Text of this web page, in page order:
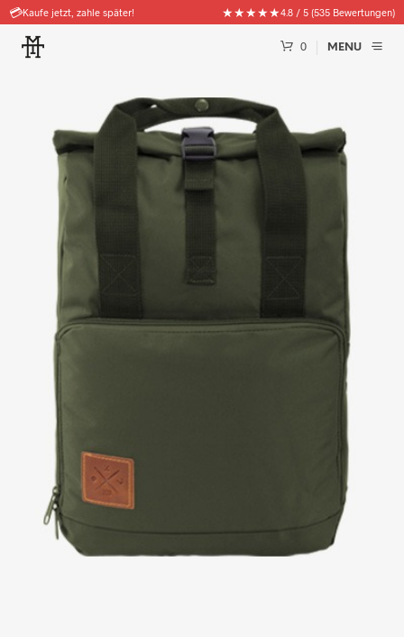
🚚Kostenloser Versand ab 50€ ★★★★★4.8 / 5 (535 Bewertungen)
0 MENU